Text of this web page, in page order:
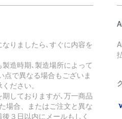
りましたら､すぐに内容を
造時期､製造場所によって
点で異なる場合もございま
ださい。
しておりますが､万一商品
場合、またはご注文と異な
３日以内にメールもしく